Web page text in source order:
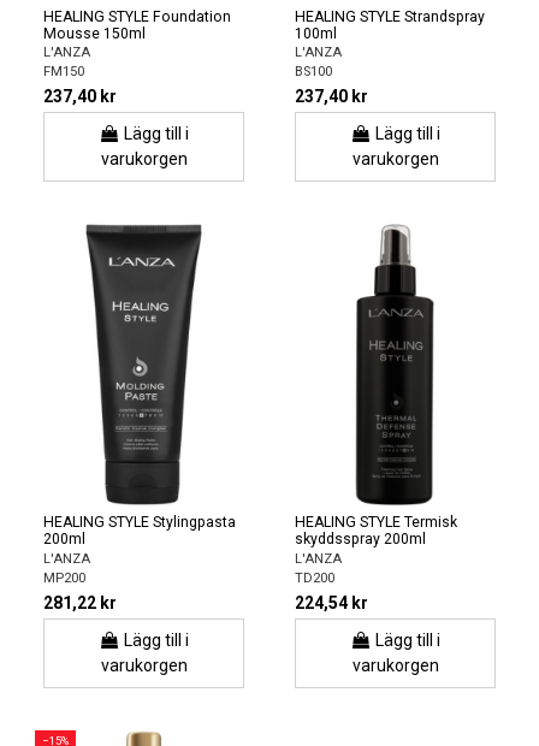
HEALING STYLE Foundation
Mousse 150ml
L'ANZA
FM150
237,40 kr
Lägg till i
varukorgen
HEALING STYLE Strandspray
100ml
L'ANZA
BS100
237,40 kr
Lägg till i
varukorgen
HEALING STYLE Stylingpasta
200ml
L'ANZA
MP200
281,22 kr
Lägg till i
varukorgen
HEALING STYLE Termisk
skyddsspray 200ml
L'ANZA
TD200
224,54 kr
Lägg till i
varukorgen
−15%